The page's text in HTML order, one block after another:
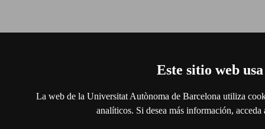
Este sitio web
La web de la Universitat Autònoma de Barcelona utiliza
analíticos. Si desea más información, acceda